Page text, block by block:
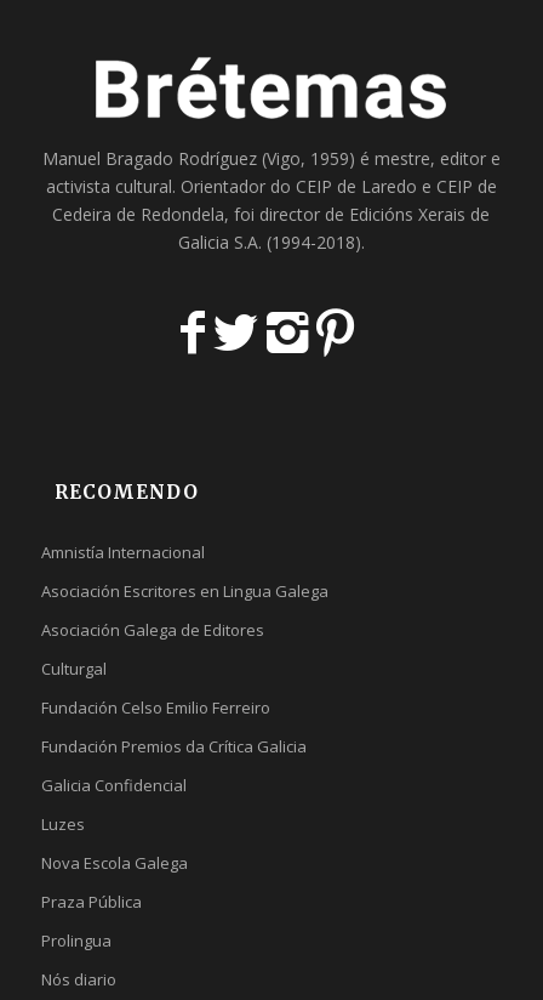
Manuel Bragado Rodríguez (Vigo, 1959) é mestre, editor e
activista cultural. Orientador do CEIP de Laredo e CEIP de
Cedeira de Redondela, foi director de Edicións Xerais de
Galicia S.A. (1994-2018).
RECOMENDO
Amnistía Internacional
Asociación Escritores en Lingua Galega
Asociación Galega de Editores
Culturgal
Fundación Celso Emilio Ferreiro
Fundación Premios da Crítica Galicia
Galicia Confidencial
Luzes
Nova Escola Galega
Praza Pública
Prolingua
Nós diario